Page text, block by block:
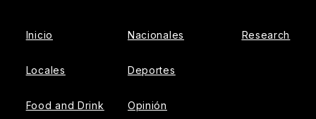
Inicio
Locales
Food and Drink
Nacionales
Deportes
Opinión
Research